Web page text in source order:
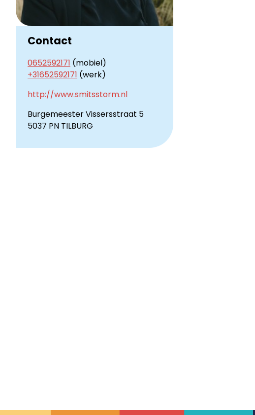
Contact
0652592171 (mobiel)
+31652592171 (werk)
http://www.smitsstorm.nl
Burgemeester Vissersstraat 5
5037 PN TILBURG